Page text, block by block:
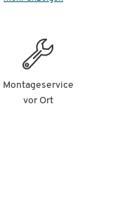
Montageservice
vor Ort